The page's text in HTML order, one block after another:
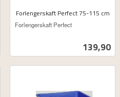
Forlengerskaft Perfect 75-115 cm
Pris
139,90
ekskl.
Forlengerskaft Perfect